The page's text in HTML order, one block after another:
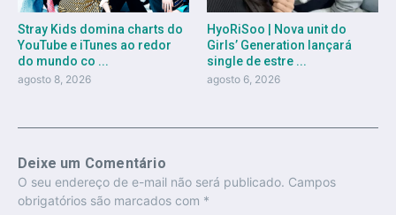
Stray Kids domina charts do
YouTube e iTunes ao redor
do mundo co ...
agosto 8, 2026
HyoRiSoo | Nova unit do
Girls’ Generation lançará
single de estre ...
agosto 6, 2026
Deixe um Comentário
O seu endereço de e-mail não será publicado. Campos
obrigatórios são marcados com *